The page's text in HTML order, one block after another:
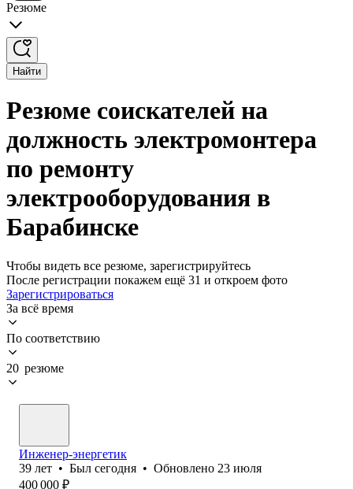
Резюме
Найти
Резюме соискателей на
должность электромонтера
по ремонту
электрооборудования в
Барабинске
Чтобы видеть все резюме, зарегистрируйтесь
После регистрации покажем ещё 31 и откроем фото
Зарегистрироваться
За всё время
По соответствию
20 резюме
Инженер-энергетик
39 лет • Был сегодня • Обновлено 23 июля
400 000 ₽